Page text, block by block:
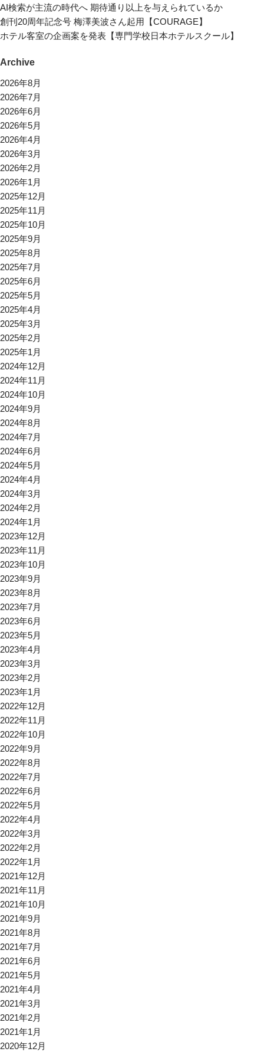
AI検索が主流の時代へ 期待通り以上を与えられているか
創刊20周年記念号 梅澤美波さん起用【COURAGE】
ホテル客室の企画案を発表【専門学校日本ホテルスクール】
Archive
2026年8月
2026年7月
2026年6月
2026年5月
2026年4月
2026年3月
2026年2月
2026年1月
2025年12月
2025年11月
2025年10月
2025年9月
2025年8月
2025年7月
2025年6月
2025年5月
2025年4月
2025年3月
2025年2月
2025年1月
2024年12月
2024年11月
2024年10月
2024年9月
2024年8月
2024年7月
2024年6月
2024年5月
2024年4月
2024年3月
2024年2月
2024年1月
2023年12月
2023年11月
2023年10月
2023年9月
2023年8月
2023年7月
2023年6月
2023年5月
2023年4月
2023年3月
2023年2月
2023年1月
2022年12月
2022年11月
2022年10月
2022年9月
2022年8月
2022年7月
2022年6月
2022年5月
2022年4月
2022年3月
2022年2月
2022年1月
2021年12月
2021年11月
2021年10月
2021年9月
2021年8月
2021年7月
2021年6月
2021年5月
2021年4月
2021年3月
2021年2月
2021年1月
2020年12月